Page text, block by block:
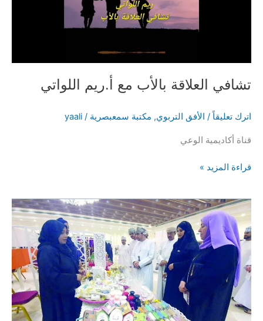
تشافي العلاقة بالأب مع أ.ريم اللواتي
اترك تعليقاً / الأفق التربوي, مكتبة سمعبصرية /
yaali
قناة أكاديمية الوعي
تشافي
مع
أ.ريم
اللواتي
قراءة المزيد »